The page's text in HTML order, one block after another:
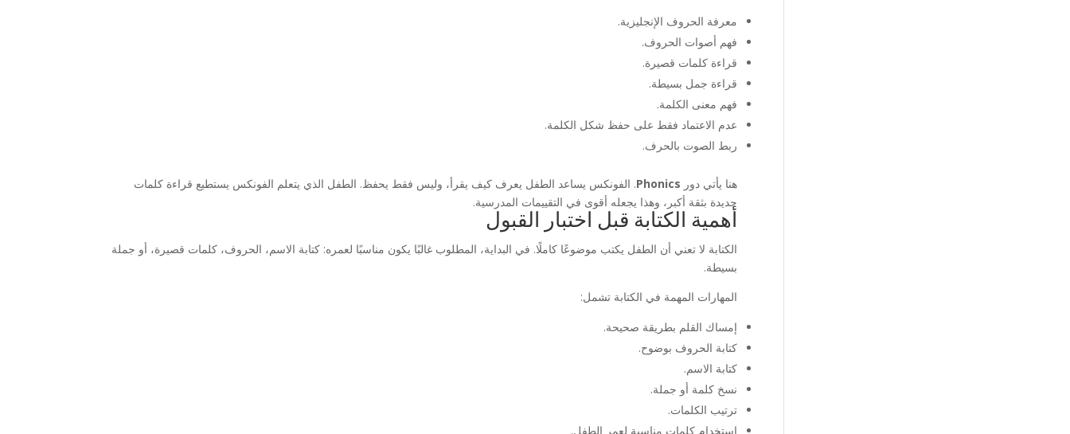
معرفة الحروف الإنجليزية.
فهم أصوات الحروف.
قراءة كلمات قصيرة.
قراءة جمل بسيطة.
فهم معنى الكلمة.
عدم الاعتماد فقط على حفظ شكل الكلمة.
ربط الصوت بالحرف.
هنا يأتي دور Phonics. الفونكس يساعد الطفل يعرف كيف يقرأ، وليس فقط يحفظ. الطفل الذي يتعلم الفونكس يستطيع قراءة كلمات
جديدة بثقة أكبر، وهذا يجعله أقوى في التقييمات المدرسية.
أهمية الكتابة قبل اختبار القبول
الكتابة لا تعني أن الطفل يكتب موضوعًا كاملًا. في البداية، المطلوب غالبًا يكون مناسبًا لعمره: كتابة الاسم، الحروف، كلمات قصيرة، أو جملة
بسيطة.
المهارات المهمة في الكتابة تشمل:
إمساك القلم بطريقة صحيحة.
كتابة الحروف بوضوح.
كتابة الاسم.
نسخ كلمة أو جملة.
ترتيب الكلمات.
استخدام كلمات مناسبة لعمر الطفل.